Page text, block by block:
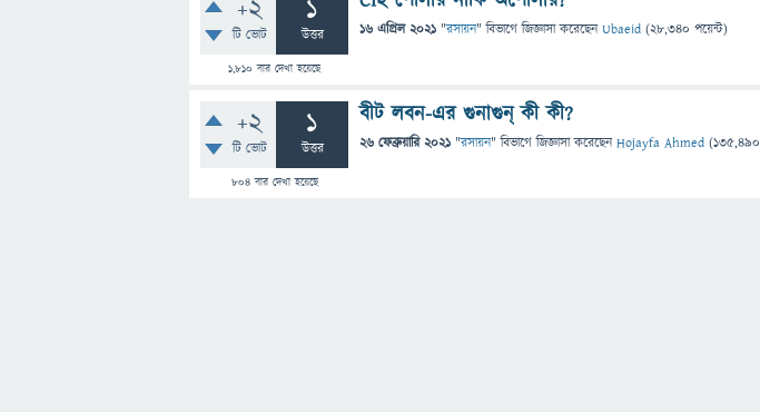
+2
টি ভোট
1
উত্তর
1,810 বার দেখা হয়েছে
16 এপ্রিল 2021 "রসায়ন" বিভাগে জিজ্ঞাসাকরেছেনUbaeid (28,340 পয়েন্ট)
+2
টি ভোট
1
উত্তর
804বার দেখা হয়েছে
বীট লবন-এর গুনাগুন্ কী কী?
26 ফেব্রুয়ারি 2021 "রসায়ন" বিভাগে জিজ্ঞাসাকরেছেনHojayfa Ahmed (135,490